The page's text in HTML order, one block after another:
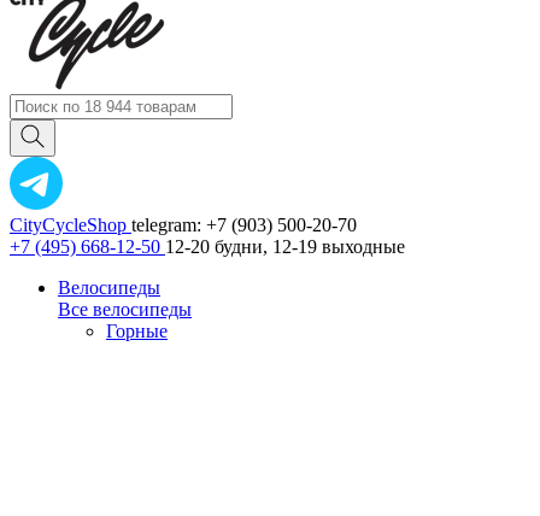
CityCycleShop telegram: +7 (903) 500-20-70
+7 (495) 668-12-50 12-20 будни, 12-19 выходные
Велосипеды
Все велосипеды
Горные